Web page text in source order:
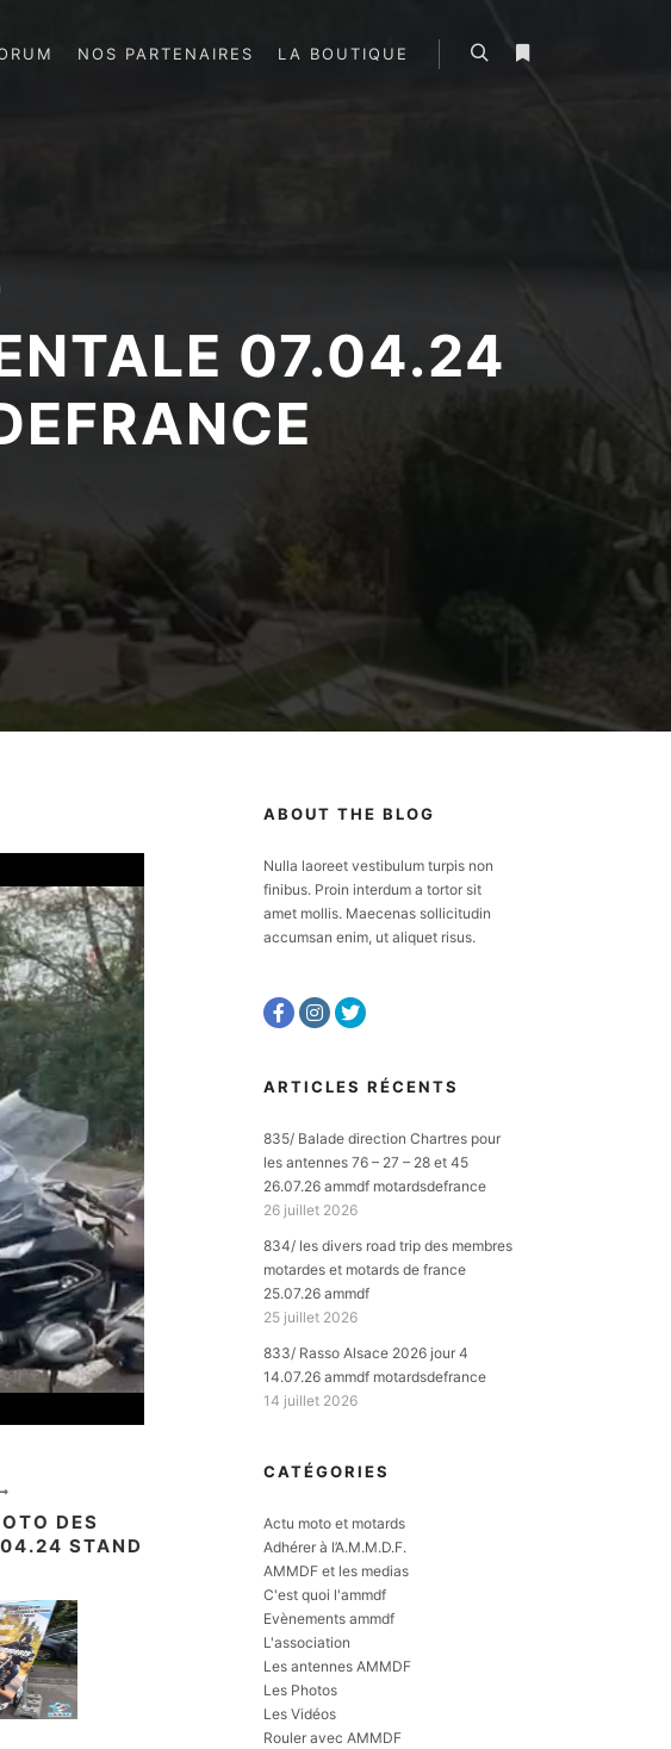
NOS PARTENAIRES LA BOUTIQUE
07.04.24
DES
STAND
ABOUT THE BLOG
Nulla laoreet vestibulum turpis non
finibus. Proin interdum a tortor sit
amet mollis. Maecenas sollicitudin
accumsan enim, ut aliquet risus.
ARTICLES RÉCENTS
835/ Balade direction Chartres pour
les antennes 76 – 27 – 28 et 45
26.07.26 ammdf motardsdefrance
26 juillet 2026
834/ les divers road trip des membres
motardes et motards de france
25.07.26 ammdf
25 juillet 2026
833/ Rasso Alsace 2026 jour 4
14.07.26 ammdf motardsdefrance
14 juillet 2026
CATÉGORIES
Actu moto et motards
Adhérer à l’A.M.M.D.F.
AMMDF et les medias
C'est quoi l'ammdf
Evènements ammdf
L'association
Les antennes AMMDF
Les Photos
Les Vidéos
Rouler avec AMMDF